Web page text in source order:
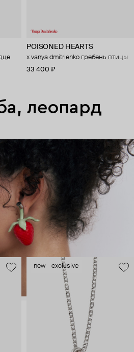
POISONED HEARTS
x vanya dmitrienko гребень птицы
33 400 ₽
леопард
new exclusive